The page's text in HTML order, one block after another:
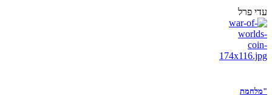
עדי פרל
"מלחמת